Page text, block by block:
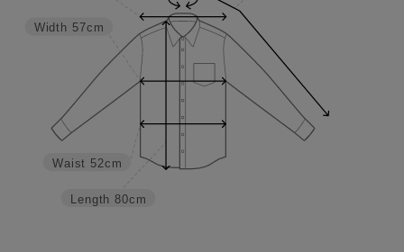
Length 80cm
Waist 52cm
Width 57cm